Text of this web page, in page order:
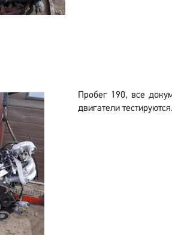
Пробег 190, все
двигатели тестируются.